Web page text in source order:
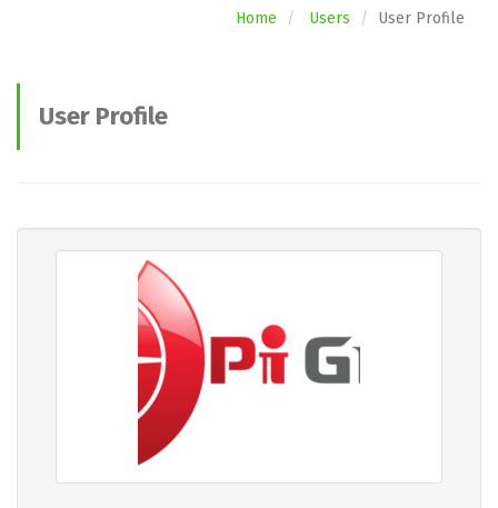
Home Users User Profile
User Profile